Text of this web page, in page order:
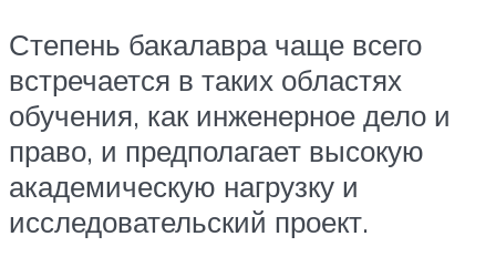
Степень бакалавра чаще всего
встречается в таких областях
обучения, как инженерное дело и
право, и предполагает высокую
академическую нагрузку и
исследовательский проект.